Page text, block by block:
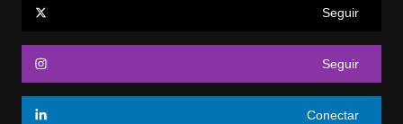
Seguir
Seguir
Conectar